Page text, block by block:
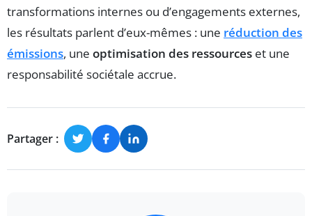
transformations internes ou d’engagements externes,
les résultats parlent d’eux-mêmes : une réduction des
émissions, une optimisation des ressources et une
responsabilité sociétale accrue.
Partager :